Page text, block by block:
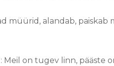
müürid, alandab, paiskab
on tugev linn, pääste